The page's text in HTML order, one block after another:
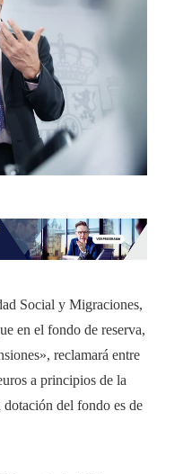
Social y Migraciones,
en el fondo de reserva,
reclamará entre
a principios de la
del fondo es de